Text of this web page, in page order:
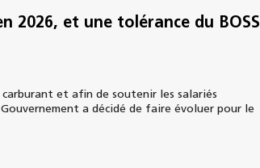
2026, et une tolérance du BOSS
carburant et afin de soutenir les salariés
a décidé de faire évoluer pour le